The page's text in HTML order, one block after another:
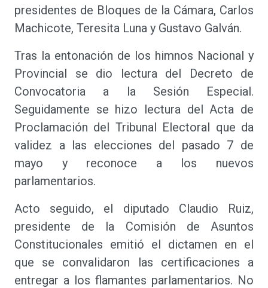
presidentes de Bloques de la Cámara, Carlos
Machicote, Teresita Luna y Gustavo Galván.
Tras la entonación de los himnos Nacional y
Provincial se dio lectura del Decreto de
Convocatoria a la Sesión Especial.
Seguidamente se hizo lectura del Acta de
Proclamación del Tribunal Electoral que da
validez a las elecciones del pasado 7 de
mayo y reconoce a los nuevos
parlamentarios.
Acto seguido, el diputado Claudio Ruiz,
presidente de la Comisión de Asuntos
Constitucionales emitió el dictamen en el
que se convalidaron las certificaciones a
entregar a los flamantes parlamentarios. No